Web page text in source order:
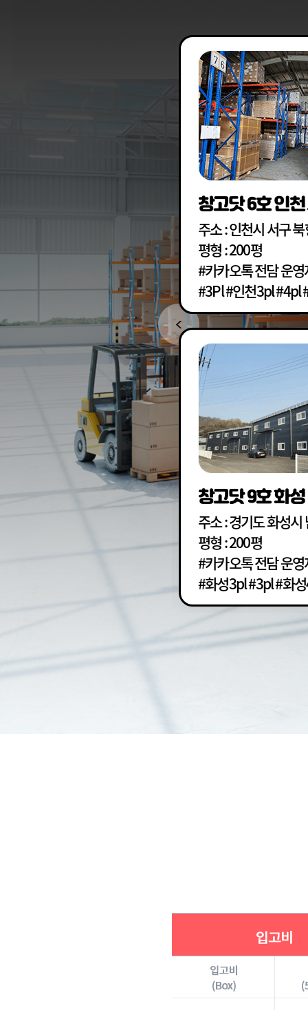
창고닷 6호 인
주소 : 인천시 서구
평형 : 200평
#카카오톡 전담 운
#3Pl #인천3pl #4pl
창고닷 9호 화
주소 : 경기도 화성
평형 : 200평
#카카오톡 전담 운
#화성3pl #3pl #화